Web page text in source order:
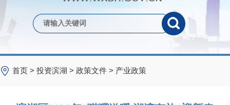
首页 > 投资滨湖 > 政策文件 > 产业政策